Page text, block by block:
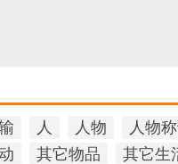
人 人物
人物
其它物品
其它生